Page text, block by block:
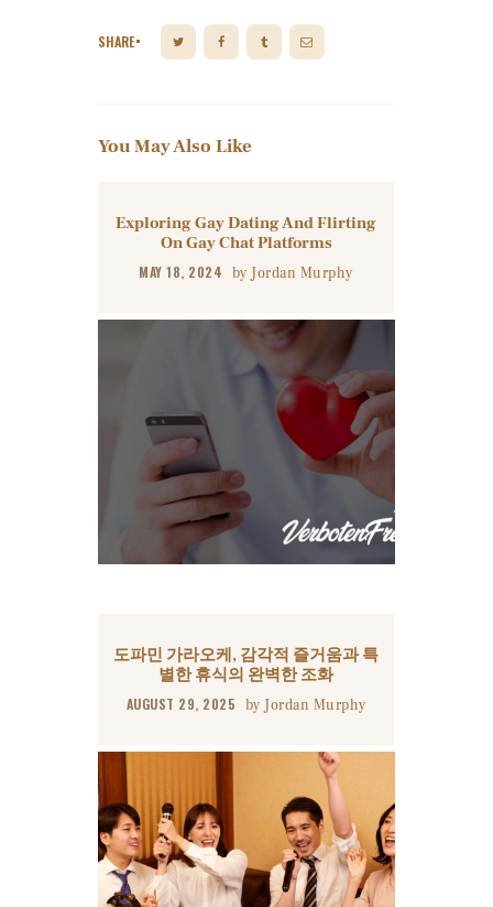
SHARE
You May Also Like
Exploring Gay Dating And Flirting
On Gay Chat Platforms
MAY 18, 2024 by Jordan Murphy
도파민 가라오케, 감각적 즐거움과 특
별한 휴식의 완벽한 조화
AUGUST 29, 2025 by Jordan Murphy